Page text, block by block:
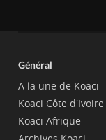
Général
A la une de Koaci
Koaci Côte d'Ivoire
Koaci Afrique